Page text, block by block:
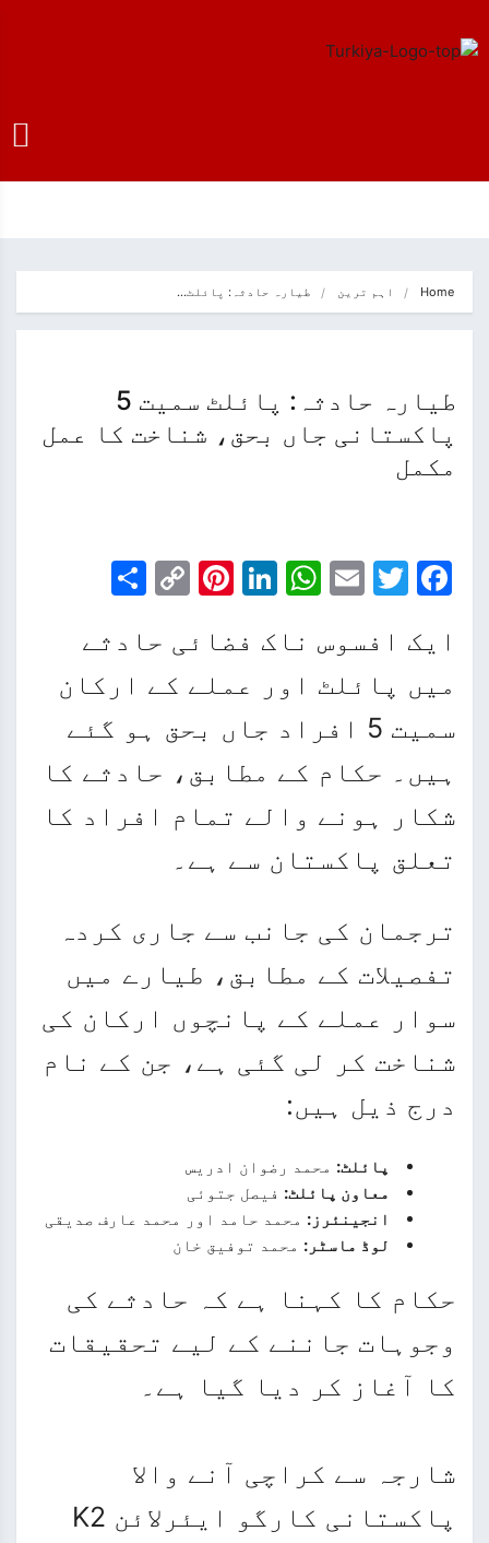
Home اہم ترین طیارہ حادثہ: پائلٹ…
طیارہ حادثہ: پائلٹ سمیت 5
پاکستانی جاں بحق، شناخت کا عمل
مکمل
Facebook
Twitter
Email
WhatsApp
LinkedIn
Pinterest
Copy
ایک افسوس ناک فضائی حادثے
میں پائلٹ اور عملے کے ارکان
سمیت 5 افراد جاں بحق ہو گئے
ہیں۔ حکام کے مطابق، حادثے کا
شکار ہونے والے تمام افراد کا
تعلق پاکستان سے ہے۔
ترجمان کی جانب سے جاری کردہ
تفصیلات کے مطابق، طیارے میں
سوار عملے کے پانچوں ارکان کی
شناخت کر لی گئی ہے، جن کے نام
درج ذیل ہیں:
پائلٹ: محمد رضوان ادریس
معاون پائلٹ: فیصل جتوئی
انجینئرز: محمد حامد اور محمد عارف صدیقی
لوڈ ماسٹر: محمد توفیق خان
حکام کا کہنا ہے کہ حادثے کی
وجوہات جاننے کے لیے تحقیقات
کا آغاز کر دیا گیا ہے۔
شارجہ سے کراچی آنے والا
پاکستانی کارگو ایئرلائن K2